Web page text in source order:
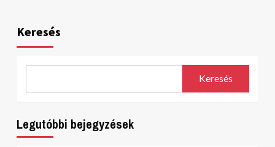
Keresés
Keresés
Legutóbbi bejegyzések